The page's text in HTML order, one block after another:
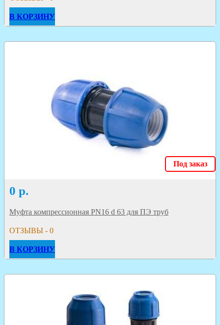
В КОРЗИНУ
Под заказ
0 р.
Муфта компрессионная PN16 d 63 для ПЭ труб
ОТЗЫВЫ - 0
В КОРЗИНУ